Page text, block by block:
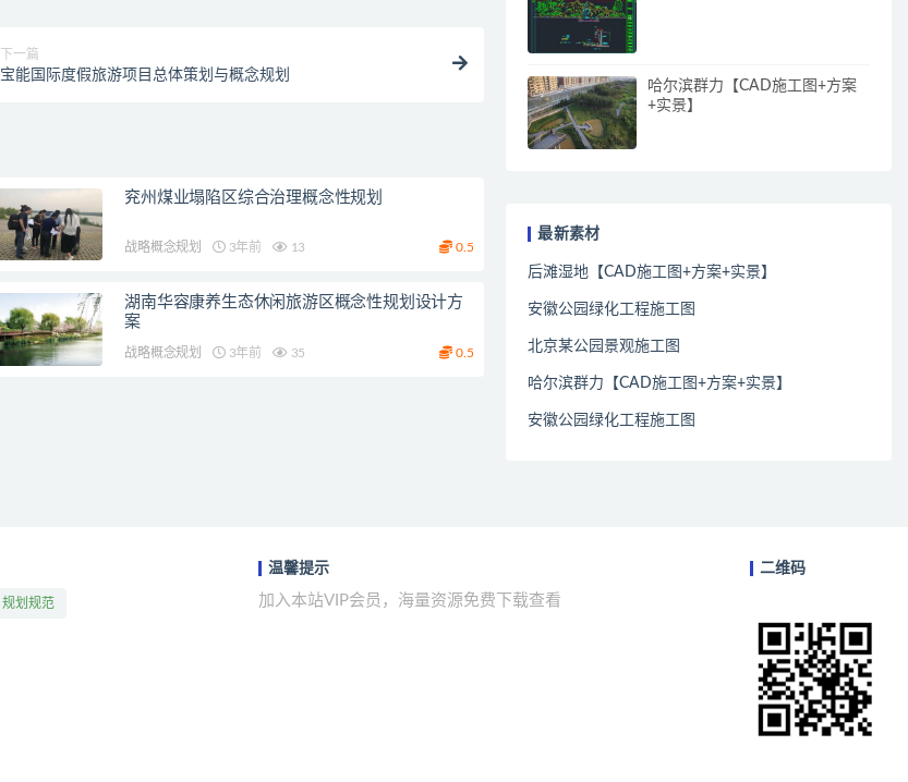
下一篇
宝能国际度假旅游项目总体策划与概念规划
兖州煤业塌陷区综合治理概念性规划
战略概念规划 3年前 13 0.5
湖南华容康养生态休闲旅游区概念性规划设计方
案
战略概念规划 3年前 35 0.5
哈尔滨群力【CAD施工图+方案
+实景】
最新素材
后滩湿地【CAD施工图+方案+实景】
安徽公园绿化工程施工图
北京某公园景观施工图
哈尔滨群力【CAD施工图+方案+实景】
安徽公园绿化工程施工图
规划规范
温馨提示
加入本站VIP会员，海量资源免费下载查看
二维码